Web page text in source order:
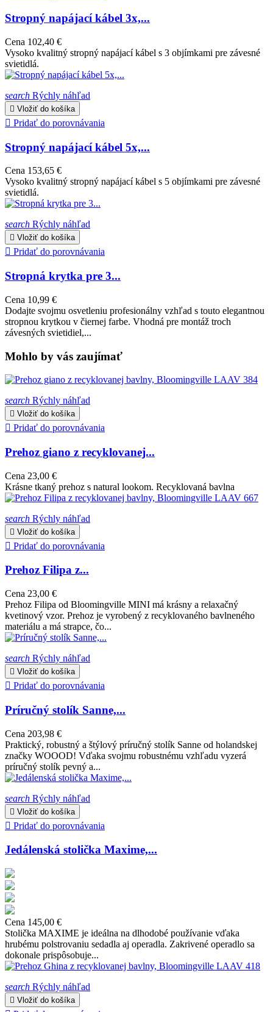
Stropný napájací kábel 3x,...
Cena 102,40 €
Vysoko kvalitný stropný napájací kábel s 3 objímkami pre závesné
svietidlá.
search Rýchly náhľad
 Vložiť do košíka
 Pridať do porovnávania
Stropný napájací kábel 5x,...
Cena 153,65 €
Vysoko kvalitný stropný napájací kábel s 5 objímkami pre závesné
svietidlá.
search Rýchly náhľad
 Vložiť do košíka
 Pridať do porovnávania
Stropná krytka pre 3...
Cena 10,99 €
Dodajte svojmu osvetleniu profesionálny vzhľad s touto elegantnou
stropnou krytkou v čiernej farbe. Vhodná pre montáž troch
závesných svietidiel,...
Mohlo by vás zaujímať
search Rýchly náhľad
 Vložiť do košíka
 Pridať do porovnávania
Prehoz giano z recyklovanej...
Cena 23,00 €
Krásne tkaný prehoz s natural lookom. Recyklovaná bavlna
search Rýchly náhľad
 Vložiť do košíka
 Pridať do porovnávania
Prehoz Filipa z...
Cena 23,00 €
Prehoz Filipa od Bloomingville MINI má krásny a relaxačný
kvetinový vzor. Prehoz je vyrobený z recyklovaného bavlneného
materiálu a má strapce, čo...
search Rýchly náhľad
 Vložiť do košíka
 Pridať do porovnávania
Príručný stolík Sanne,...
Cena 203,98 €
Praktický, robustný a štýlový príručný stolík Sanne od holandskej
značky WOOOD! Vďaka svojmu robustnému vzhľadu vyzerá
príručný stolík pevný a...
search Rýchly náhľad
 Vložiť do košíka
 Pridať do porovnávania
Jedálenská stolička Maxime,...
Cena 145,00 €
Stolička MAXIME je ideálna na dlhodobé používanie vďaka
hrubému polstrovaniu sedadla aj operadla. Zakrivené operadlo sa
dokonale prispôsobuje...
search Rýchly náhľad
 Vložiť do košíka